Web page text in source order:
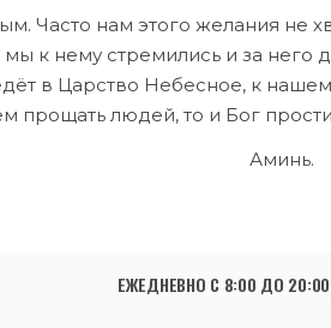
Часто нам этого желания не
к нему стремились и за него
в Царство Небесное, к
прощать людей, то и Бог
Аминь.
ЕЖЕДНЕВНО С 8:00 ДО 20:00